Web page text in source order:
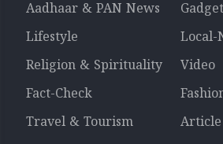
Aadhaar & PAN News
Lifestyle
Local-
Religion & Spirituality
Video
Fact-Check
Travel & Tourism
Article